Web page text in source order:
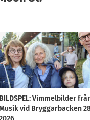
BILDSPEL: Vimmelbilder
vid Bryggarbacken